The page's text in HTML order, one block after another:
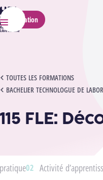
HELMo
Menu
Application
TOUTES LES FORMATIONS
BACHELIER TECHNOLOGUE DE
115 FLE: DÉCOUVERTE DU FLE
115 FLE:
Activité